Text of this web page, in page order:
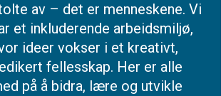
av – det er menneskene. Vi
et inkluderende arbeidsmiljø,
ideer vokser i et kreativt,
fellesskap. Her er alle
på å bidra, lære og utvikle